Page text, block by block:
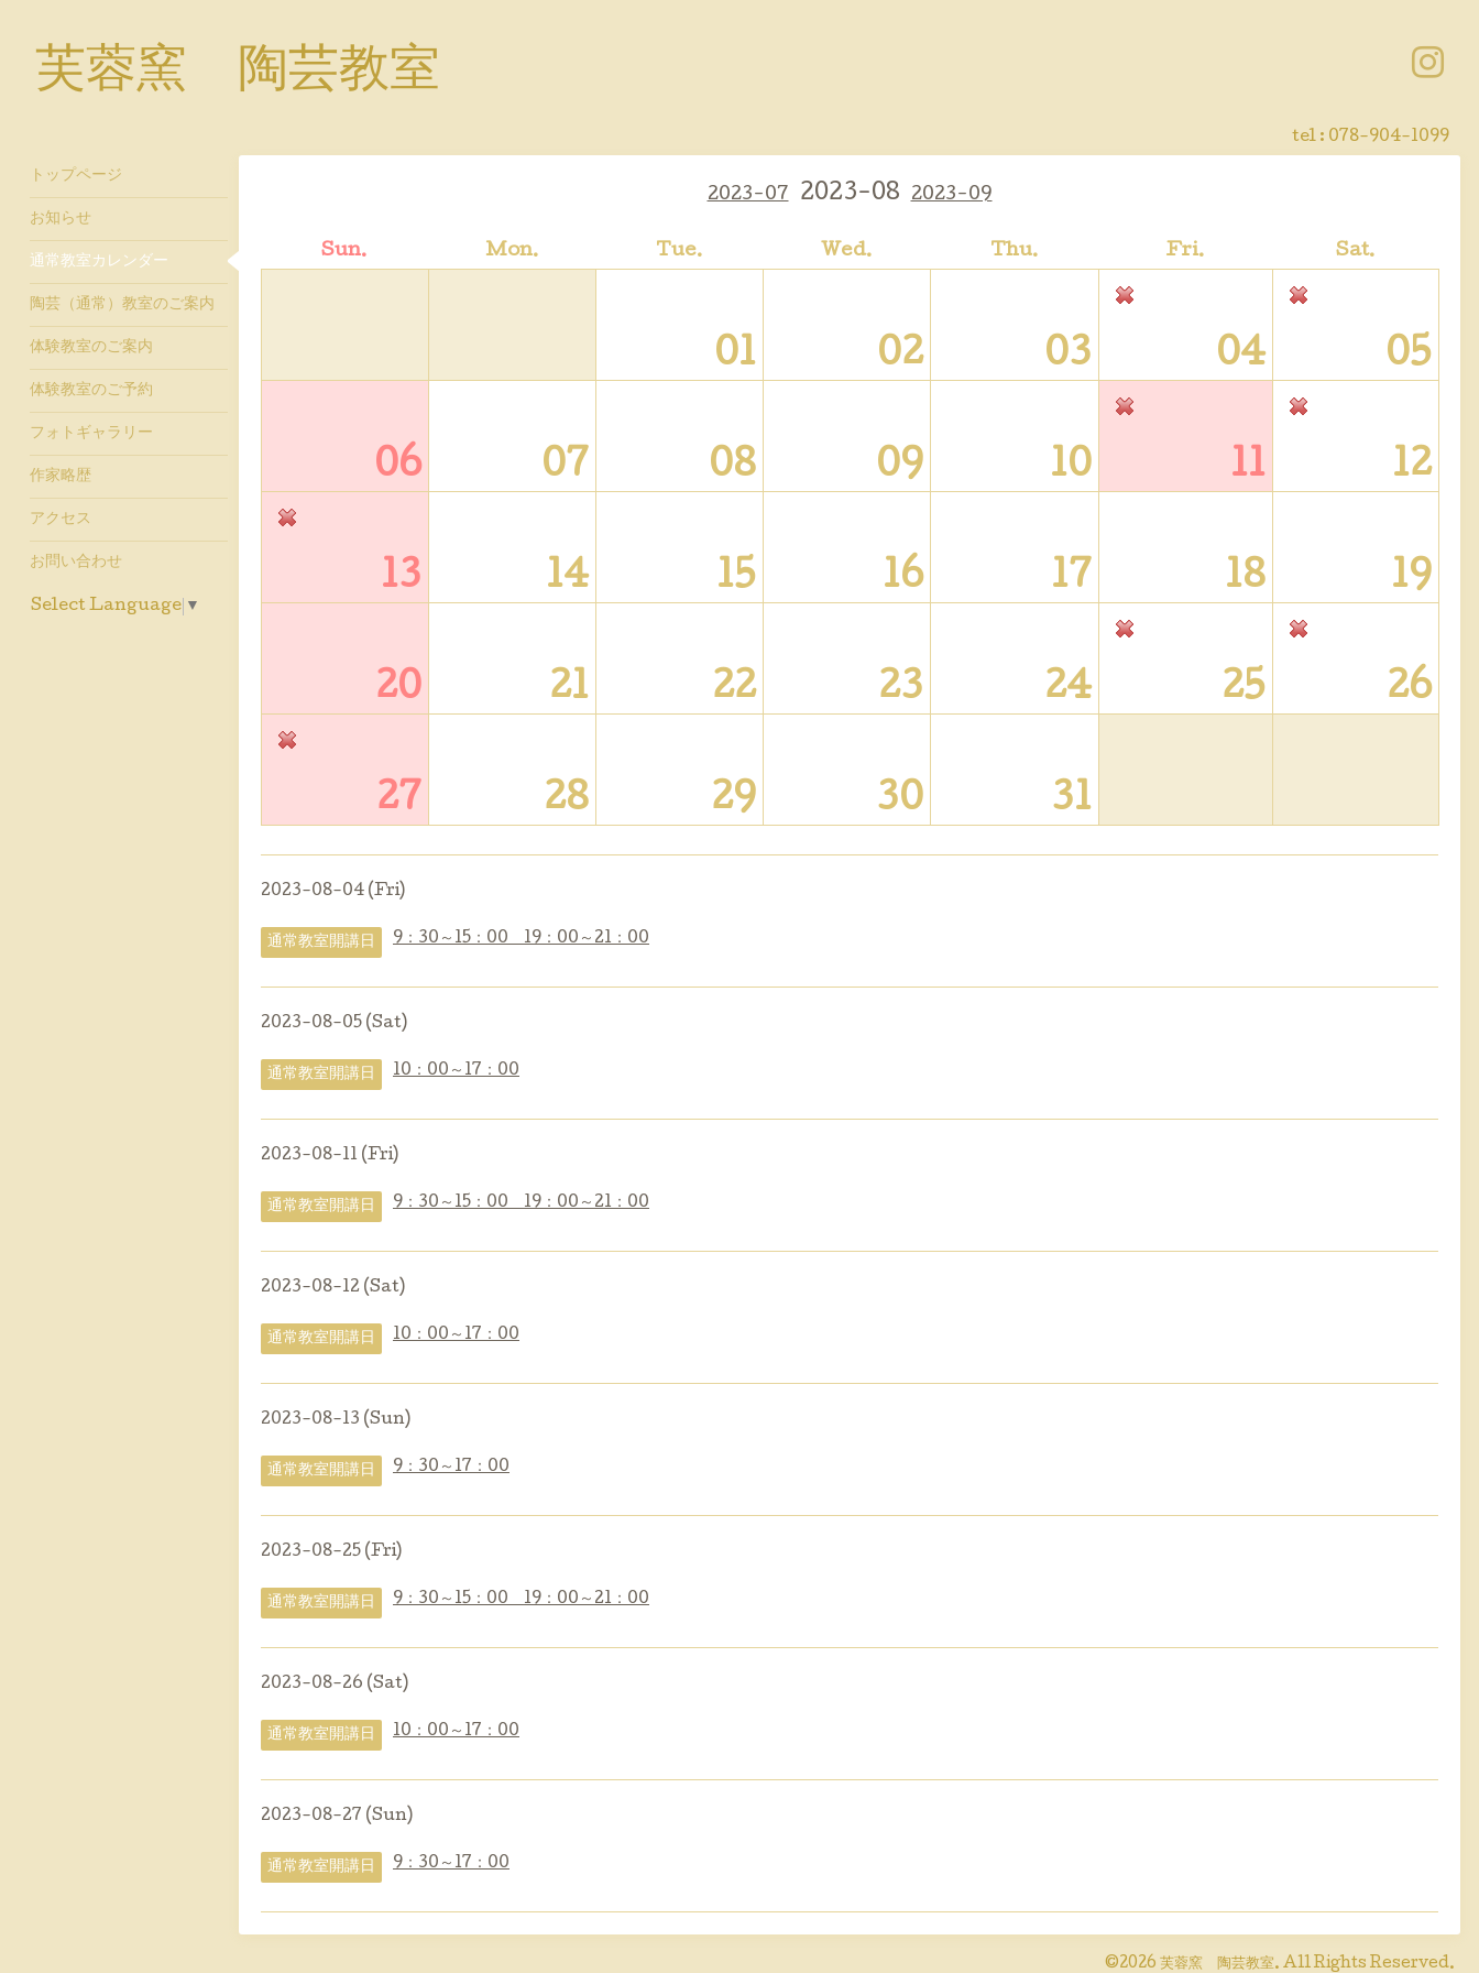
芙蓉窯 陶芸教室
tel : 078-904-1099
2023-072023-082023-09
Sun. Mon. Tue. Wed. Thu. Fri. Sat.
01 02 03 04 05
06 07 08 09 10 11 12
13 14 15 16 17 18 19
20 21 22 23 24 25 26
27 28 29 30 31
2023-08-04 (Fri)
通常教室開講日 9：30～15：00 19：00～21：00
2023-08-05 (Sat)
通常教室開講日 10：00～17：00
2023-08-11 (Fri)
通常教室開講日 9：30～15：00 19：00～21：00
2023-08-12 (Sat)
通常教室開講日 10：00～17：00
2023-08-13 (Sun)
通常教室開講日 9：30～17：00
2023-08-25 (Fri)
通常教室開講日 9：30～15：00 19：00～21：00
2023-08-26 (Sat)
通常教室開講日 10：00～17：00
2023-08-27 (Sun)
通常教室開講日 9：30～17：00
©2026 芙蓉窯 陶芸教室. All Rights Reserved.
トップページ
お知らせ
通常教室カレンダー
陶芸（通常）教室のご案内
体験教室のご案内
体験教室のご予約
フォトギャラリー
作家略歴
アクセス
お問い合わせ
Select Language ▼